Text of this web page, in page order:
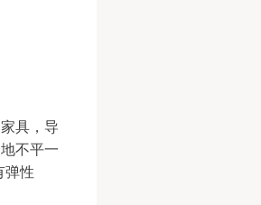
具，导
不平一
弹性